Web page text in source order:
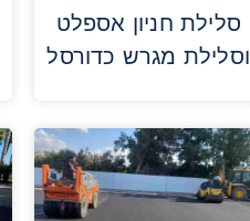
סלילת חניון אספלט
וסלילת מגרש כדורסל